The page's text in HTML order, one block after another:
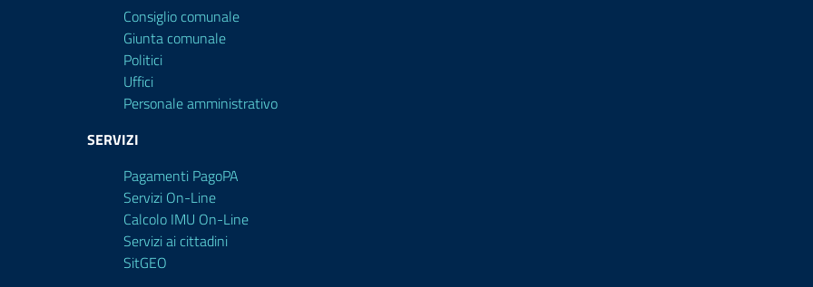
Consiglio comunale
Giunta comunale
Politici
Uffici
Personale amministrativo
SERVIZI
Pagamenti PagoPA
Servizi On-Line
Calcolo IMU On-Line
Servizi ai cittadini
SitGEO